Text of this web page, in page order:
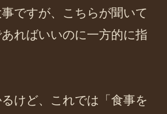
ですが、こちらが聞いて
ればいいのに一方的に指
けど、これでは「食事を